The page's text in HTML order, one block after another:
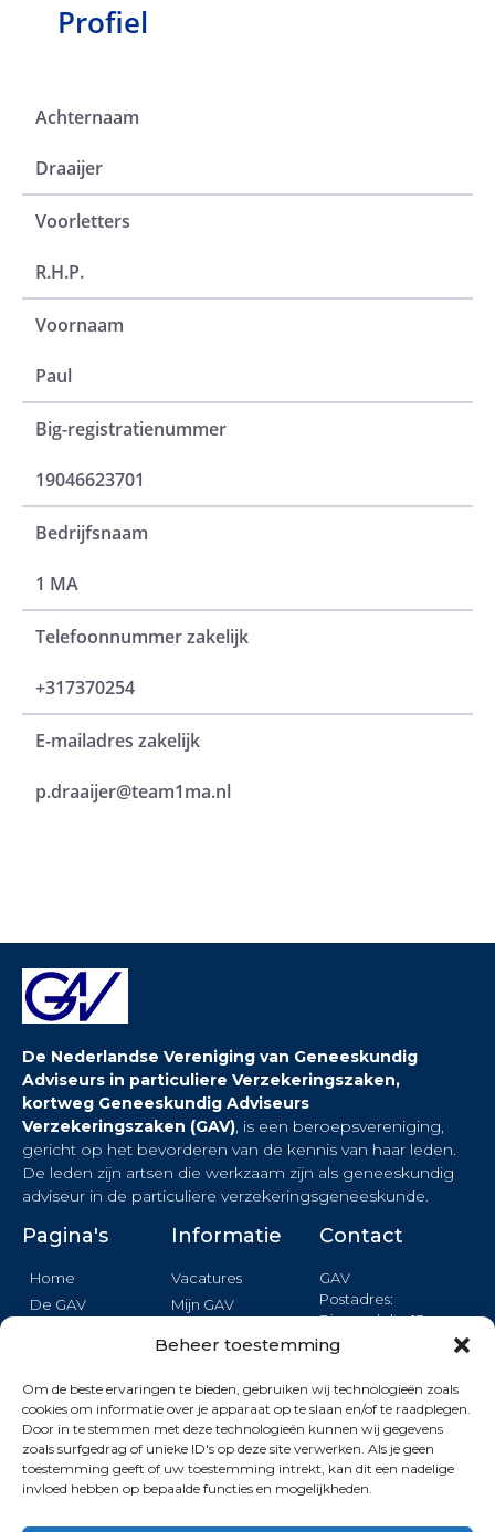
Beheer toestemming
Om de beste ervaringen te bieden, gebruiken wij technologieën zoals
cookies om informatie over je apparaat op te slaan en/of te raadplegen.
Door in te stemmen met deze technologieën kunnen wij gegevens
zoals surfgedrag of unieke ID's op deze site verwerken. Als je geen
toestemming geeft of uw toestemming intrekt, kan dit een nadelige
invloed hebben op bepaalde functies en mogelijkheden.
Profiel
Achternaam
Draaijer
Voorletters
R.H.P.
Voornaam
Paul
Big-registratienummer
19046623701
Bedrijfsnaam
1 MA
Telefoonnummer zakelijk
+317370254
E-mailadres zakelijk
p.draaijer@team1ma.nl
De Nederlandse Vereniging van Geneeskundig
Adviseurs in particuliere Verzekeringszaken,
kortweg Geneeskundig Adviseurs
Verzekeringszaken (GAV) , is een beroepsvereniging,
gericht op het bevorderen van de kennis van haar leden.
De leden zijn artsen die werkzaam zijn als geneeskundig
adviseur in de particuliere verzekeringsgeneeskunde.
Pagina's
Home
De GAV
Opleiding
Kwaliteit
Wetenshap
Informatie
Vacatures
Mijn GAV
Privacy
Contact
GAV
Postadres:
Binnendelta 13c
1261 TA BLARICUM
Formulier
KVK: 40409907